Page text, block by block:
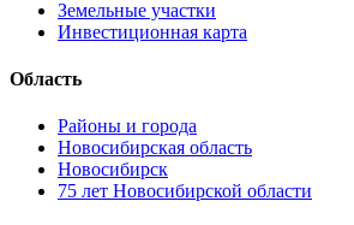
Земельные участки
Инвестиционная карта
Область
Районы и города
Новосибирская область
Новосибирск
75 лет Новосибирской области